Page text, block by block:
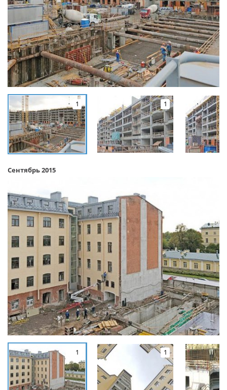
1 1
Сентябрь 2015
1 1